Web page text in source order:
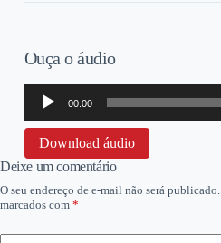
Ouça o áudio
Tocador
áudio
00:00
Download áudio
Deixe um comentário
O seu endereço de e-mail não será publicado.
marcados com *